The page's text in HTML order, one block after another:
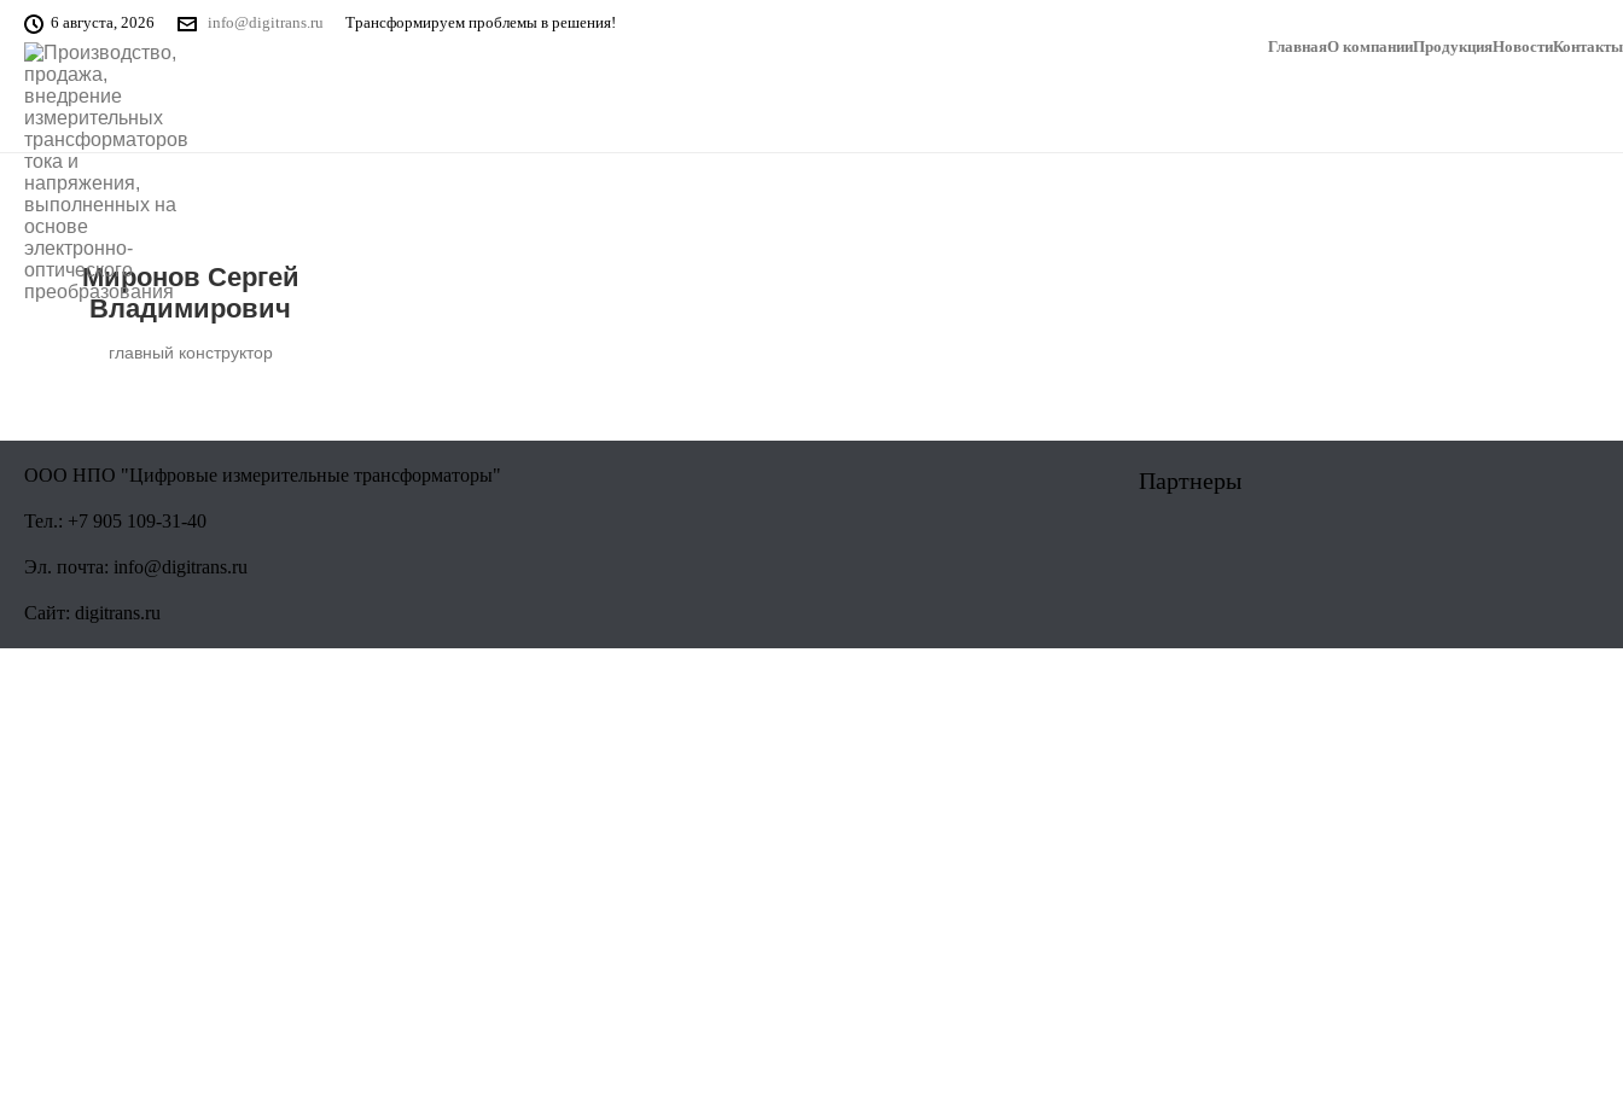
6 августа, 2026 info@digitrans.ru
Трансформируем проблемы в решения!
ГлавнаяО компанииПродукцияНовостиКонтакты
Миронов Сергей
Владимирович
главный конструктор
ООО НПО "Цифровые измерительные трансформаторы"
Тел.: +7 905 109-31-40
Эл. почта: info@digitrans.ru
Сайт: digitrans.ru
Партнеры